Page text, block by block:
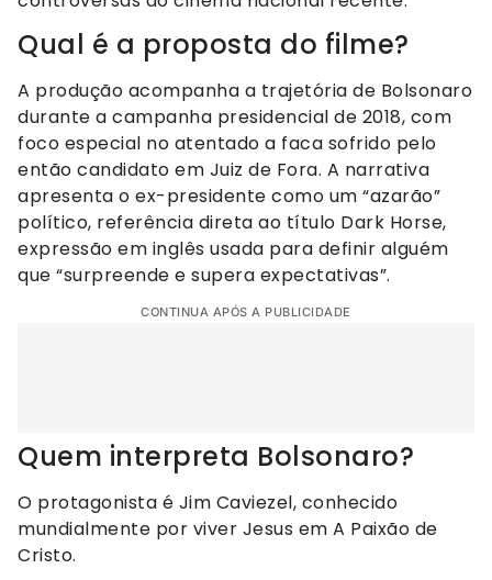
Qual é a proposta do filme?
A produção acompanha a trajetória de Bolsonaro
durante a campanha presidencial de 2018, com
foco especial no atentado a faca sofrido pelo
então candidato em Juiz de Fora. A narrativa
apresenta o ex-presidente como um “azarão”
político, referência direta ao título Dark Horse,
expressão em inglês usada para definir alguém
que “surpreende e supera expectativas”.
CONTINUA APÓS A PUBLICIDADE
Quem interpreta Bolsonaro?
O protagonista é Jim Caviezel, conhecido
mundialmente por viver Jesus em A Paixão de
Cristo.